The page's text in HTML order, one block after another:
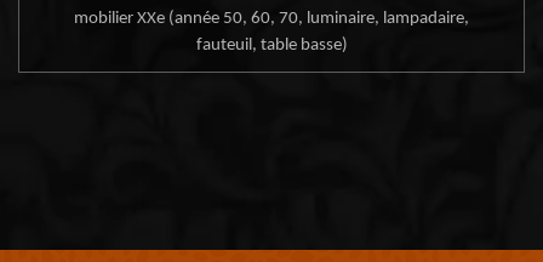
mobilier XXe (année 50, 60, 70, luminaire, lampadaire,
fauteuil, table basse)